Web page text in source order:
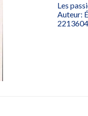
Les
Auteur: